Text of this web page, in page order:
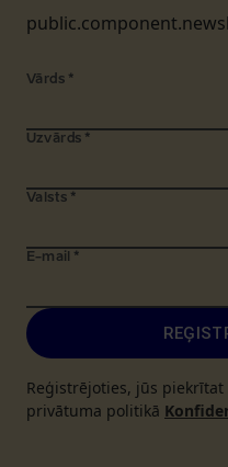
Vārds *
Uzvārds *
Valsts *
E-mail *
Reģistrējoties, jūs
privātuma politikā